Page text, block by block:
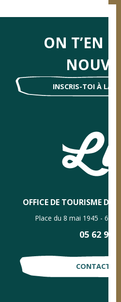
ON T’EN
INSCRIS-TOI À LA
OFFICE DE TOURISME DE
Place du 8 mai 1945 -
05 62 92
CONTACTE-